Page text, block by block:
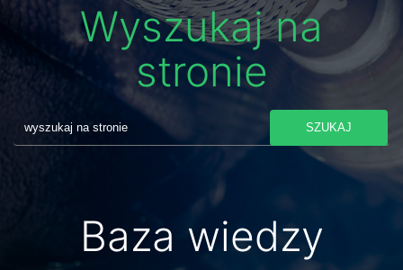
Wyszukaj na
stronie
SZUKAJ
Baza wiedzy